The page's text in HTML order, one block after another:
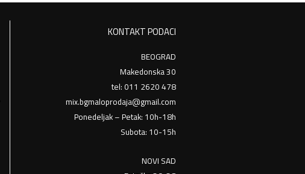
KONTAKT PODACI
BEOGRAD
Makedonska 30
tel: 011 2620 478
mix.bgmaloprodaja@gmail.com
Ponedeljak – Petak: 10h-18h
Subota: 10-15h
NOVI SAD